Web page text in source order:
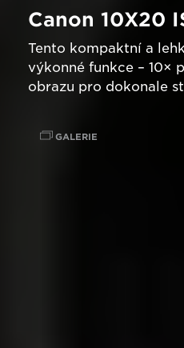
Canon 10X20
Tento kompaktní a
výkonné funkce – 10×
obrazu pro dokonale
GALERIE